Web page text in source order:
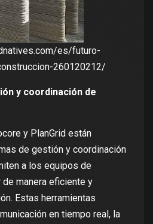
es/futuro-
260120212/
y coordinación de
y PlanGrid están
de gestión y coordinación
a los equipos de
manera eficiente y
Estas herramientas
en tiempo real, la